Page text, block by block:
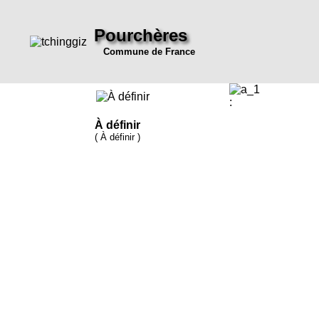
Pourchères
Commune de France
À définir
( À définir )
: